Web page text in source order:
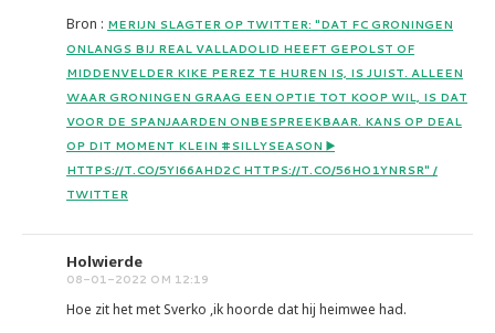
Bron : MERIJN SLAGTER OP TWITTER: "DAT FC GRONINGEN
ONLANGS BIJ REAL VALLADOLID HEEFT GEPOLST OF
MIDDENVELDER KIKE PEREZ TE HUREN IS, IS JUIST. ALLEEN
WAAR GRONINGEN GRAAG EEN OPTIE TOT KOOP WIL, IS DAT
VOOR DE SPANJAARDEN ONBESPREEKBAAR. KANS OP DEAL
OP DIT MOMENT KLEIN #SILLYSEASON ▶️
HTTPS://T.CO/5YI66AHD2C HTTPS://T.CO/56HO1YNRSR" /
TWITTER
Holwierde
08-01-2022 OM 12:19
Hoe zit het met Sverko ,ik hoorde dat hij heimwee had.